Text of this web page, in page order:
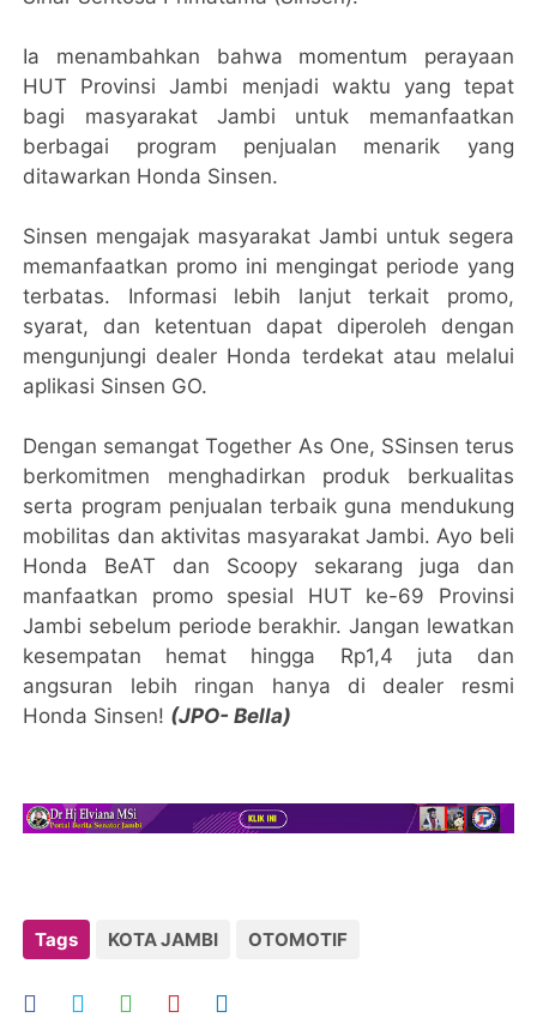
Ia menambahkan bahwa momentum perayaan
HUT Provinsi Jambi menjadi waktu yang tepat
bagi masyarakat Jambi untuk memanfaatkan
berbagai program penjualan menarik yang
ditawarkan Honda Sinsen.
Sinsen mengajak masyarakat Jambi untuk segera
memanfaatkan promo ini mengingat periode yang
terbatas. Informasi lebih lanjut terkait promo,
syarat, dan ketentuan dapat diperoleh dengan
mengunjungi dealer Honda terdekat atau melalui
aplikasi Sinsen GO.
Dengan semangat Together As One, SSinsen terus
berkomitmen menghadirkan produk berkualitas
serta program penjualan terbaik guna mendukung
mobilitas dan aktivitas masyarakat Jambi. Ayo beli
Honda BeAT dan Scoopy sekarang juga dan
manfaatkan promo spesial HUT ke-69 Provinsi
Jambi sebelum periode berakhir. Jangan lewatkan
kesempatan hemat hingga Rp1,4 juta dan
angsuran lebih ringan hanya di dealer resmi
Honda Sinsen! (JPO- Bella)
Tags KOTA JAMBI OTOMOTIF